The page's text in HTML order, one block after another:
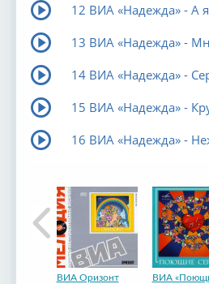
12 ВИА «Надежда» - А
13 ВИА «Надежда» -
14 ВИА «Надежда» -
15 ВИА «Надежда» -
16 ВИА «Надежда» -
ВИА Оризонт ВИА